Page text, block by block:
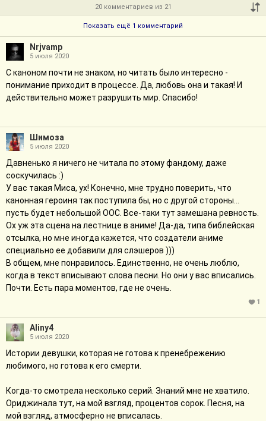
20 комментариев из 21
Показать ещё 1 комментарий
Nrjvamp
5 июля 2020
С каноном почти не знаком, но читать было интересно -
понимание приходит в процессе. Да, любовь она и такая! И
действительно может разрушить мир. Спасибо!
Шимоза
5 июля 2020
Давненько я ничего не читала по этому фандому, даже
соскучилась :)
У вас такая Миса, ух! Конечно, мне трудно поверить, что
канонная героиня так поступила бы, но с другой стороны...
пусть будет небольшой ООС. Все-таки тут замешана ревность.
Ох уж эта сцена на лестнице в аниме! Да-да, типа библейская
отсылка, но мне иногда кажется, что создатели аниме
специально ее добавили для слэшеров )))
В общем, мне понравилось. Единственно, не очень люблю,
когда в текст вписывают слова песни. Но они у вас вписались.
Почти. Есть пара моментов, где не очень.
1
Aliny4
5 июля 2020
Истории девушки, которая не готова к пренебрежению
любимого, но готова к его смерти.
Когда-то смотрела несколько серий. Знаний мне не хватило.
Ориджинала тут, на мой взгляд, процентов сорок. Песня, на
мой взгляд, атмосферно не вписалась.